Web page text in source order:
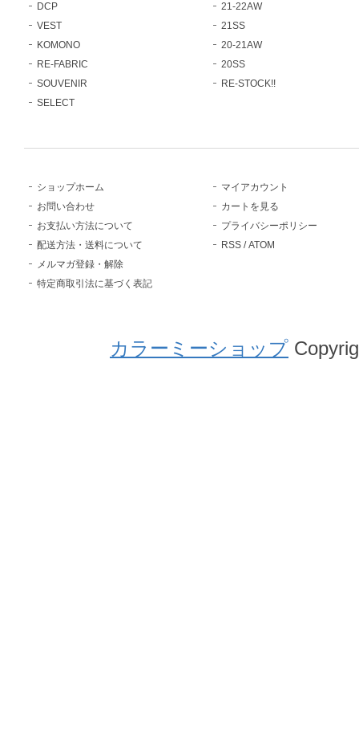
DCP
VEST
KOMONO
RE-FABRIC
SOUVENIR
SELECT
21-22AW
21SS
20-21AW
20SS
RE-STOCK!!
ショップホーム
お問い合わせ
お支払い方法について
配送方法・送料について
メルマガ登録・解除
特定商取引法に基づく表記
マイアカウント
カートを見る
プライバシーポリシー
RSS /ATOM
カラーミーショップ